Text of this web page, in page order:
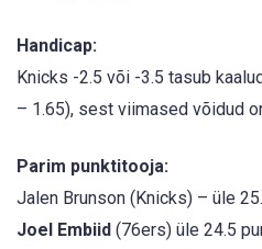
Handicap:
Knicks -2.5 või -3.5 tasub
– 1.65), sest viimased võidud
Parim punktitooja:
Jalen Brunson (Knicks) – üle
Joel Embiid (76ers) üle 24.5